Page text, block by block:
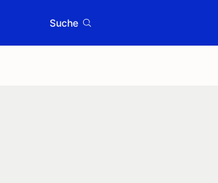
Suche